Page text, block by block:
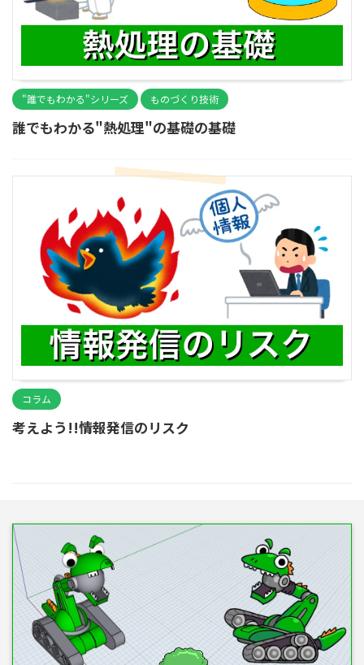
"誰でもわかる"シリーズ ものづくり技術
誰でもわかる"熱処理"の基礎の基礎
コラム
考えよう!!情報発信のリスク